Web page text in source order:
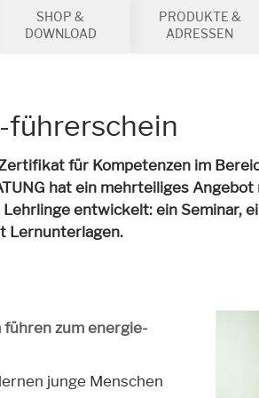
SHOP &
DOWNLOAD
PRODUKTE &
ADRESSEN
für Kompetenzen im
hat ein mehrteiliges
entwickelt: ein Seminar,
Lernunterlagen.
zum energie-
junge Menschen